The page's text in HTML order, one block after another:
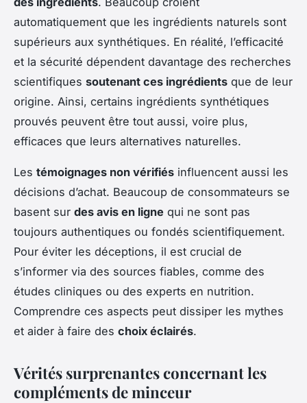
automatiquement que les ingrédients naturels sont
supérieurs aux synthétiques. En réalité, l’efficacité
et la sécurité dépendent davantage des recherches
scientifiques soutenant ces ingrédients que de leur
origine. Ainsi, certains ingrédients synthétiques
prouvés peuvent être tout aussi, voire plus,
efficaces que leurs alternatives naturelles.
Les témoignages non vérifiés influencent aussi les
décisions d’achat. Beaucoup de consommateurs se
basent sur des avis en ligne qui ne sont pas
toujours authentiques ou fondés scientifiquement.
Pour éviter les déceptions, il est crucial de
s’informer via des sources fiables, comme des
études cliniques ou des experts en nutrition.
Comprendre ces aspects peut dissiper les mythes
et aider à faire des choix éclairés.
Vérités surprenantes concernant les
compléments de minceur